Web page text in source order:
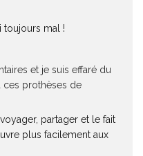
toujours mal !
et je suis effaré du
prothèses de
partager et le fait
plus facilement aux